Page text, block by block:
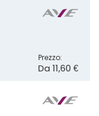
Prezzo:
Da 11,60 €